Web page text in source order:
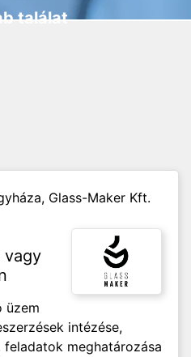
találat
Glass-Maker Kft.
vagy
üzem
intézése,
meghatározása